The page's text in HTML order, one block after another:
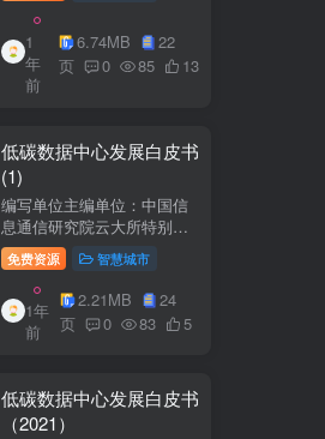
1
年
前
6.74MB
22
页
0 85 13
低碳数据中心发展白皮书
(1)
编写单位主编单位：中国信
息通信研究院云大所特别鸣
谢：百度、阿里巴巴、腾
讯、中金数据、秦淮数据、
万国数据、河北省凤凰谷零
碳发展研究院、绿色和平等
单位的大力支持。
免费资源 智慧城市
1年
前
2.21MB
24
页
0 83 5
低碳数据中心发展白皮书
（2021）